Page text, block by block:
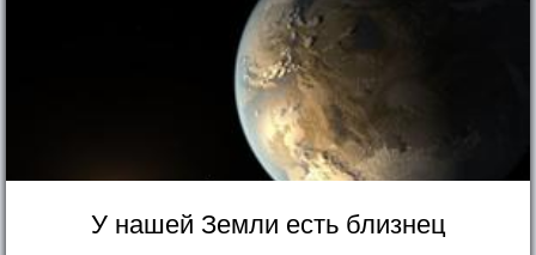
У нашей Земли есть близнец